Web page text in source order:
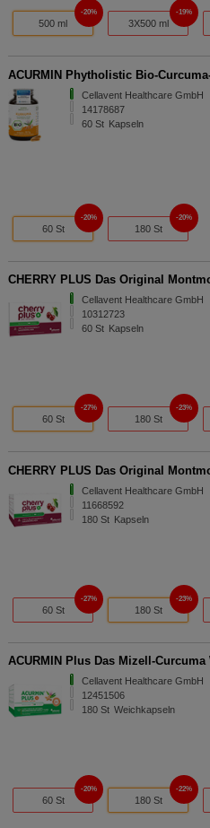
500 ml
20%
3X500 ml
19%
ACURMIN Phytholistic Bio-
Cellavent Healthcare GmbH
14178687
60 St Kapseln
60 St
20%
180 St
20%
CHERRY PLUS Das Original
Cellavent Healthcare GmbH
10312723
60 St Kapseln
60 St
27%
180 St
23%
CHERRY PLUS Das Original
Cellavent Healthcare GmbH
11668592
180 St Kapseln
60 St
27%
180 St
23%
ACURMIN Plus Das Mizell-Curcuma
Cellavent Healthcare GmbH
12451506
180 St Weichkapseln
60 St
20%
180 St
22%